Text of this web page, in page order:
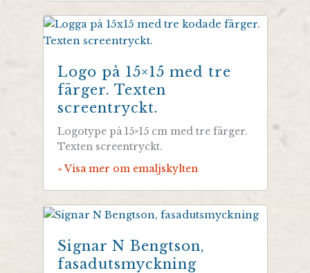
Logo på 15×15 med tre
färger. Texten
screentryckt.
Logotype på 15×15 cm med tre färger.
Texten screentryckt.
» Visa mer om emaljskylten
Signar N Bengtson,
fasadutsmyckning